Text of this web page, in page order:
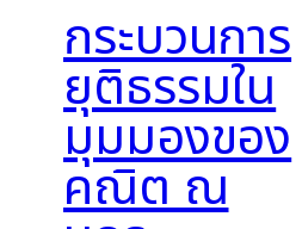
กระบวนการ
ยุติธรรมใน
มุมมองของ
คณิต ณ